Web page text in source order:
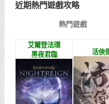
近期熱門遊戲攻略
熱門遊戲
艾爾登法環
黑夜君臨
活俠